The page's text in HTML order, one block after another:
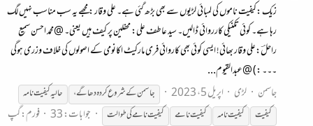
زیک :کیفیت ناموں کی لمبائی لڑیوں سے بھی بڑھ گئی ہے۔ علی وقار : مجھے یہ سب مناسب نہیں لگ
رہا ہے۔ کوئی تکنیکی کارروائی ڈالیں۔ سید عاطف علی: محفلین پر کیف ہیں یعنی۔ @محمد احسن سمیع
راحلؔ:علی وقار بھائی! ایسی کوئی بھی کاروائی فری مارکیٹ اکانومی کے اصولوں کی خلاف وزری ہوگی
۔۔۔ :) @عبدالقیوم...
جاسمن
لڑی اپریل 5، 2023 جاسمن کے شروع کردہ دھاگے، حالیہکیفیتنامہ
کیفیت
کیفیتنامہ کیفیتنامے کیفیتنامے کی طوالت جوابات: 33 فورم:گپ